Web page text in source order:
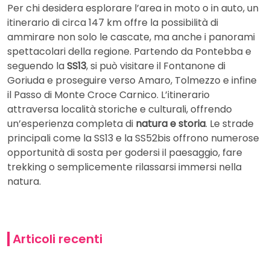
Per chi desidera esplorare l’area in moto o in auto, un
itinerario di circa 147 km offre la possibilità di
ammirare non solo le cascate, ma anche i panorami
spettacolari della regione. Partendo da Pontebba e
seguendo laSS13, si può visitare il Fontanone di
Goriuda e proseguire verso Amaro, Tolmezzo e infine
il Passo di Monte Croce Carnico. L’itinerario
attraversa località storiche e culturali, offrendo
un’esperienza completa di natura e storia. Le strade
principali come la SS13 e la SS52bis offrono numerose
opportunità di sosta per godersi il paesaggio, fare
trekking o semplicemente rilassarsi immersi nella
natura.
Articoli recenti